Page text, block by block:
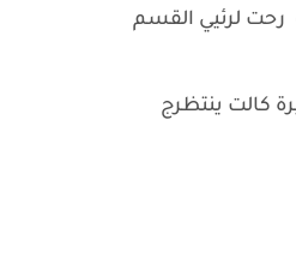
لرئيي القسم
كالت ينتظرج